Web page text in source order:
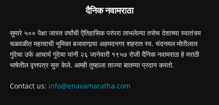
दैनिक नवामराठा
सुमारे ५०० पेक्षा जास्त वर्षांची ऐतिहासिक परंपरा लाभलेल्या तसेच देशाच्या स्वातंत्र्य
चळवळीत महत्वाची भूमिका बजावणार्‍या अहमदनगर शहरात स्व. चंदनमल मोतीलाल
गुंदेचा उर्फ आचार्य गुंदेचा यांनी २६ जानेवारी १९५७ रोजी दैनिक नवामराठा हे मराठी
भाषेतील वृत्तपत्र सुरु केले. आम्ही तुम्हाला ताज्या बातम्या प्रदान करतो.
Contact us: info@enavamaratha.com